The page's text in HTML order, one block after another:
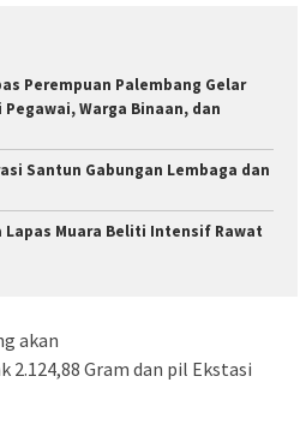
Perempuan Palembang Gelar
Warga Binaan, dan
Santun Gabungan Lembaga dan
Muara Beliti Intensif Rawat
akan
2.124,88 Gram dan pil Ekstasi